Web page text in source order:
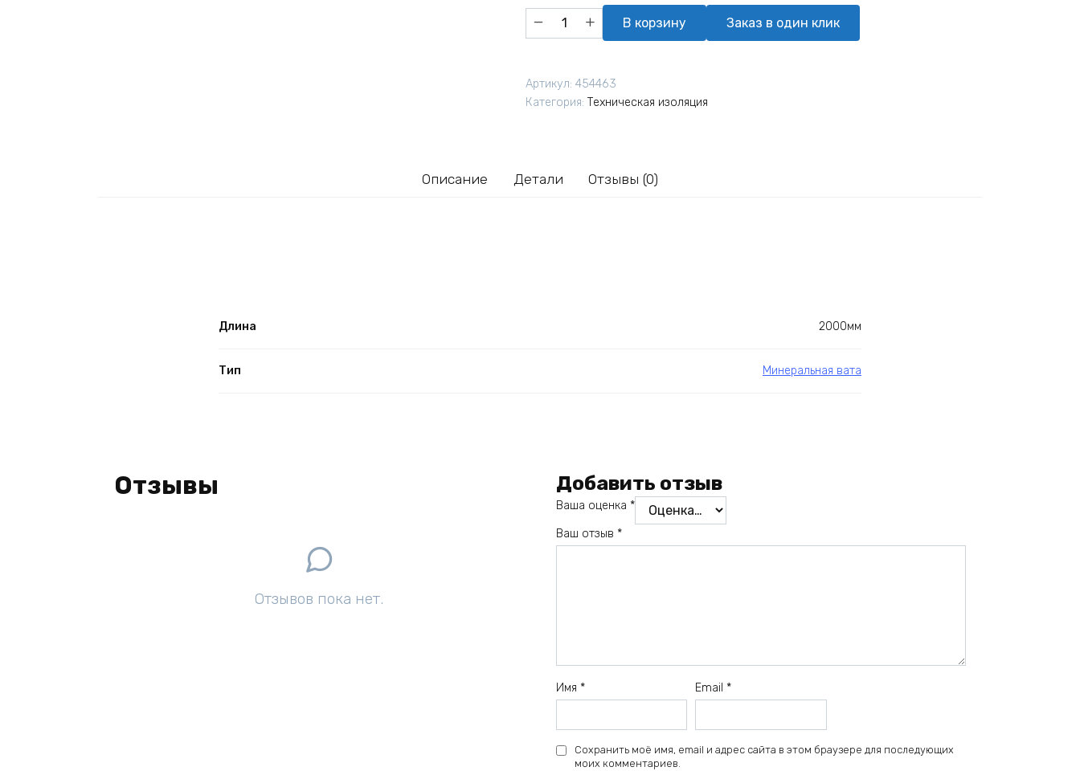
Количество
товара
МП
Технониколь
В корзину Заказ в один клик
Артикул: 454463
Категория: Техническая изоляция
Описание Детали Отзывы (0)
Длина 2000мм
Тип Минеральная вата
Отзывы
Отзывов пока нет.
Добавить отзыв
Ваша оценка *
Ваш отзыв *
Имя * Email *
Сохранить моё имя, email и адрес сайта в этом браузере для последующих
моих комментариев.